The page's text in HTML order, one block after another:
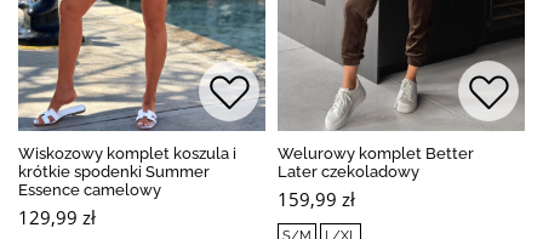
Wiskozowy komplet koszula i
krótkie spodenki Summer
Essence camelowy
129,99 zł
Welurowy komplet Better
Later czekoladowy
159,99 zł